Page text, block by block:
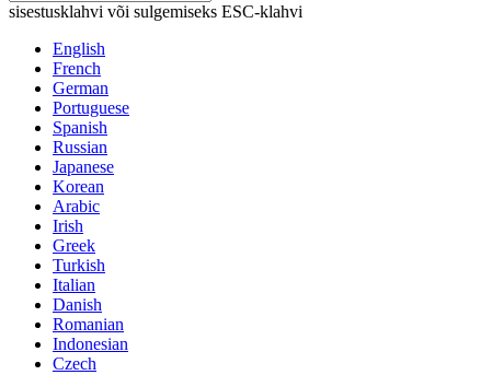
sisestusklahvi või sulgemiseks ESC-klahvi
English
French
German
Portuguese
Spanish
Russian
Japanese
Korean
Arabic
Irish
Greek
Turkish
Italian
Danish
Romanian
Indonesian
Czech